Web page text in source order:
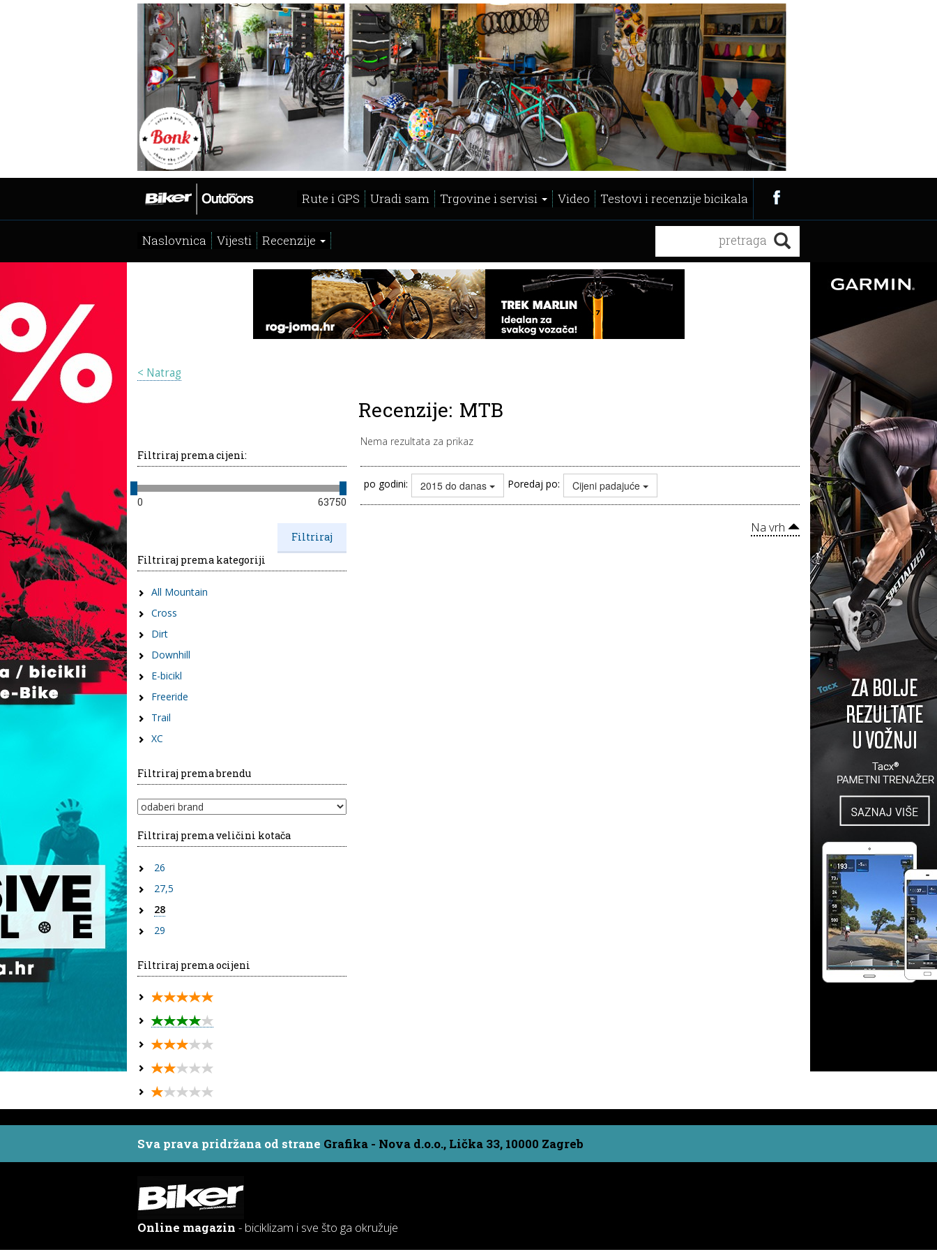
Rute i GPS Uradi sam Trgovine i servisi Video Testovi i recenzije bicikala
Naslovnica Vijesti Recenzije
< Natrag
Recenzije: MTB
Nema rezultata za prikaz
Filtriraj prema cijeni:
0 63750
Filtriraj prema kategoriji
All Mountain
Cross
Dirt
Downhill
E-bicikl
Freeride
Trail
XC
Filtriraj prema brendu
Filtriraj prema veličini kotača
26
27,5
28
29
Filtriraj prema ocijeni
po godini: 2015 do danas Poredaj po: Cijeni padajuće
Na vrh
Sva prava pridržana od strane Grafika - Nova d.o.o., Lička 33, 10000 Zagreb
Online magazin - biciklizam i sve što ga okružuje